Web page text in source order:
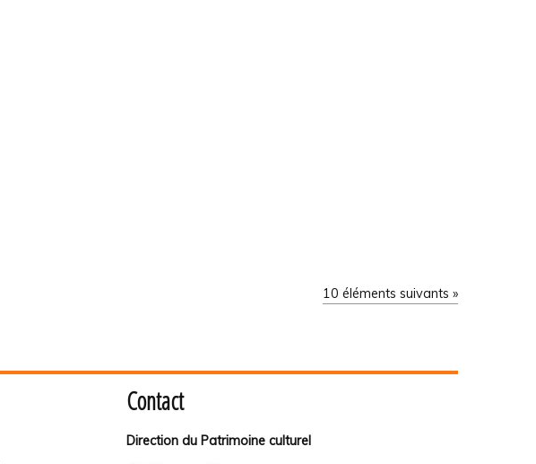
10 éléments suivants »
Contact
Direction du Patrimoine culturel